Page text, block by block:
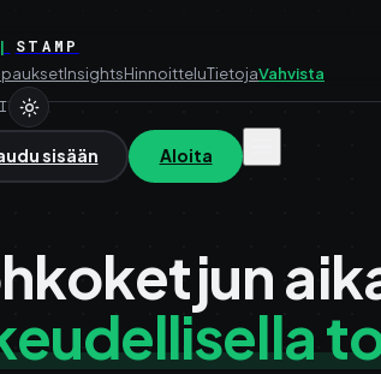
|
STAMP
InsightsHinnoitteluTietojaVahvista
sisään Aloita